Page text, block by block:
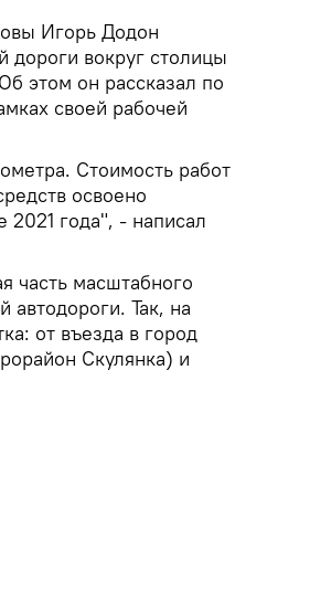
Игорь Додон
дороги вокруг столицы
этом он рассказал по
своей рабочей
Стоимость работ
освоено
2021 года", - написал
часть масштабного
автодороги. Так, на
от въезда в город
Скулянка) и